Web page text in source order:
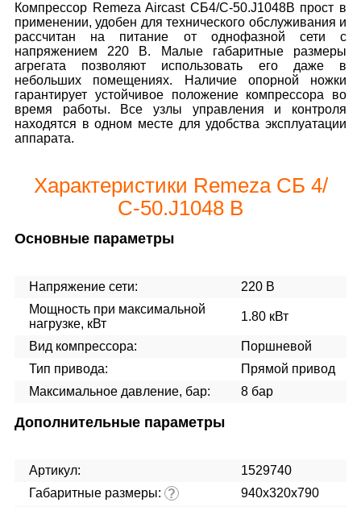
Компрессор Remeza Aircast СБ4/С-50.J1048B прост в
применении, удобен для технического обслуживания и
рассчитан на питание от однофазной сети с
напряжением 220 В. Малые габаритные размеры
агрегата позволяют использовать его даже в
небольших помещениях. Наличие опорной ножки
гарантирует устойчивое положение компрессора во
время работы. Все узлы управления и контроля
находятся в одном месте для удобства эксплуатации
аппарата.
Характеристики Remeza СБ 4/
С-50.J1048 B
Основные параметры
Напряжение сети:
220 В
Мощность при максимальной
нагрузке, кВт
1.80 кВт
Вид компрессора:
Поршневой
Тип привода:
Прямой привод
Максимальное давление, бар:
8 бар
Дополнительные параметры
Артикул:
1529740
Габаритные размеры: ?
940x320x790